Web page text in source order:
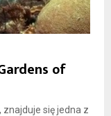
of
znajduje się jedna z